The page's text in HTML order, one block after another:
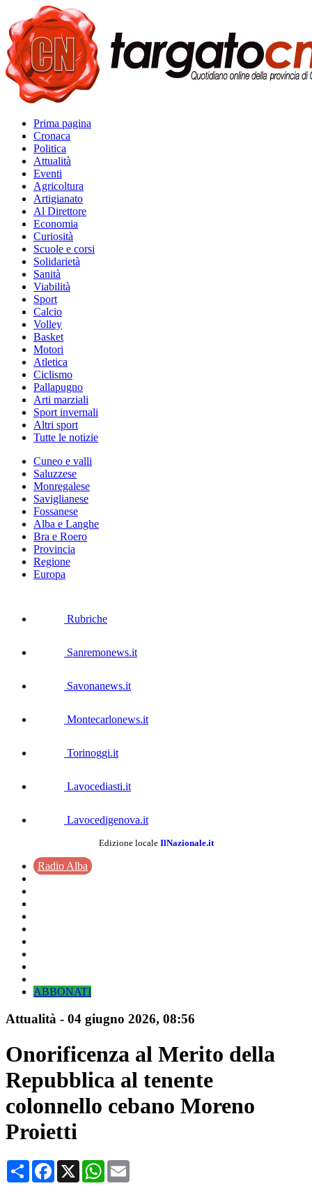
Prima pagina
Cronaca
Politica
Attualità
Eventi
Agricoltura
Artigianato
Al Direttore
Economia
Curiosità
Scuole e corsi
Solidarietà
Sanità
Viabilità
Sport
Calcio
Volley
Basket
Motori
Atletica
Ciclismo
Pallapugno
Arti marziali
Sport invernali
Altri sport
Tutte le notizie
Cuneo e valli
Saluzzese
Monregalese
Saviglianese
Fossanese
Alba e Langhe
Bra e Roero
Provincia
Regione
Europa
Rubriche
Sanremonews.it
Savonanews.it
Montecarlonews.it
Torinoggi.it
Lavocediasti.it
Lavocedigenova.it
Edizione locale IlNazionale.it
Radio Alba
ABBONATI
Attualità - 04 giugno 2026, 08:56
Onorificenza al Merito della
Repubblica al tenente
colonnello cebano Moreno
Proietti
CondividiFacebook
X WhatsApp